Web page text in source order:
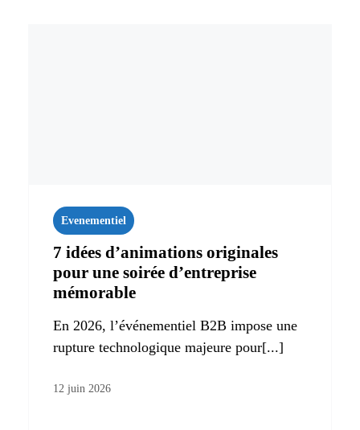
Evenementiel
7 idées d’animations originales
pour une soirée d’entreprise
mémorable
En 2026, l’événementiel B2B impose une
rupture technologique majeure pour[...]
12 juin 2026